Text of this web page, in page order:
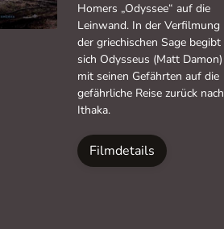
Homers „Odyssee“ auf die
Leinwand. In der Verfilmung
der griechischen Sage begibt
sich Odysseus (Matt Damon)
mit seinen Gefährten auf die
gefährliche Reise zurück nach
Ithaka.
Filmdetails